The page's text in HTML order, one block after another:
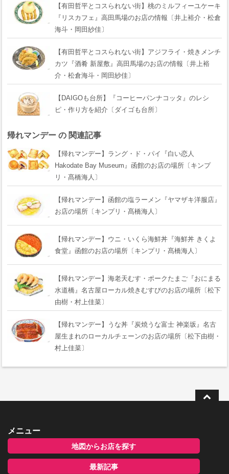
【有田哲平とコスられない街】桃のミルフィーユケーキ
『リスカフェ』高田馬場のお店の情報〔井上裕介・松倉
海斗・岡田紗佳〕
【有田哲平とコスられない街】アジフライ・焼きメンチ
カツ『酒肴 新屋敷』高田馬場のお店の情報〔井上裕
介・松倉海斗・岡田紗佳〕
【DAIGOも台所】『コーヒーパンナコッタ』のレシ
ピ・作り方を紹介〔ダイゴも台所〕
帰れマンデー の 関連記事
【帰れマンデー】ラング・ド・パイ『白い恋人
Hakodate Bay Museum』函館のお店の場所〔キンプ
リ・髙橋海人〕
【帰れマンデー】函館の塩ラーメン『ヤマザキ洋服店』
お店の場所〔キンプリ・髙橋海人〕
【帰れマンデー】ウニ・いくら海鮮丼『海鮮丼 きくよ
食堂』函館のお店の場所〔キンプリ・髙橋海人〕
【帰れマンデー】海老天むす・ポークたまご『おにまる
水道橋』名古屋ローカル焼きむすびのお店の場所〔松下
由樹・村上佳菜〕
【帰れマンデー】うな丼『炭焼うな富士 神楽坂』名古
屋生まれのローカルチェーンのお店の場所〔松下由樹・
村上佳菜〕
メニュー
地図からお店を探す
最新記事